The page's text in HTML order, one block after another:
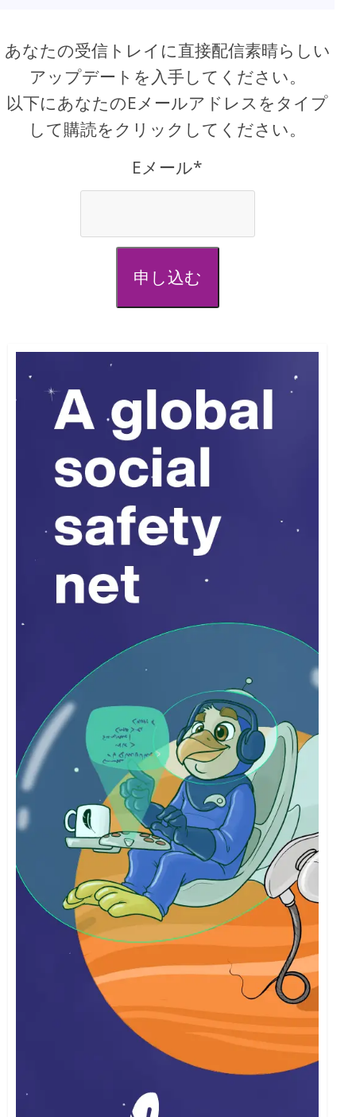
あなたの受信トレイに直接配信素晴らしい
アップデートを入手してください。
以下にあなたのEメールアドレスをタイプ
して購読をクリックしてください。
Eメール*
申し込む